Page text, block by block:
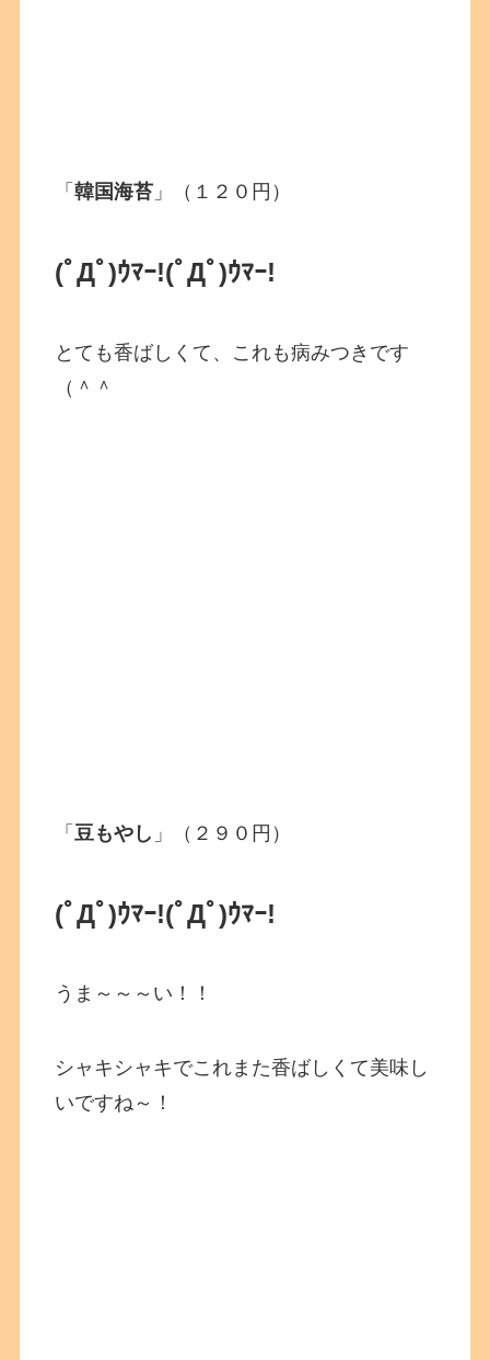
「韓国海苔 」（１２０円）
(ﾟДﾟ)ｳﾏｰ!(ﾟДﾟ)ｳﾏｰ!
とても香ばしくて、これも病みつきです
（＾＾
「豆もやし 」（２９０円）
(ﾟДﾟ)ｳﾏｰ!(ﾟДﾟ)ｳﾏｰ!
うま～～～い！！
シャキシャキでこれまた香ばしくて美味し
いですね～！